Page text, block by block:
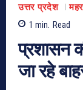
उत्तर प्रदेश
1 min. Read
प्रशासन
जा रहे